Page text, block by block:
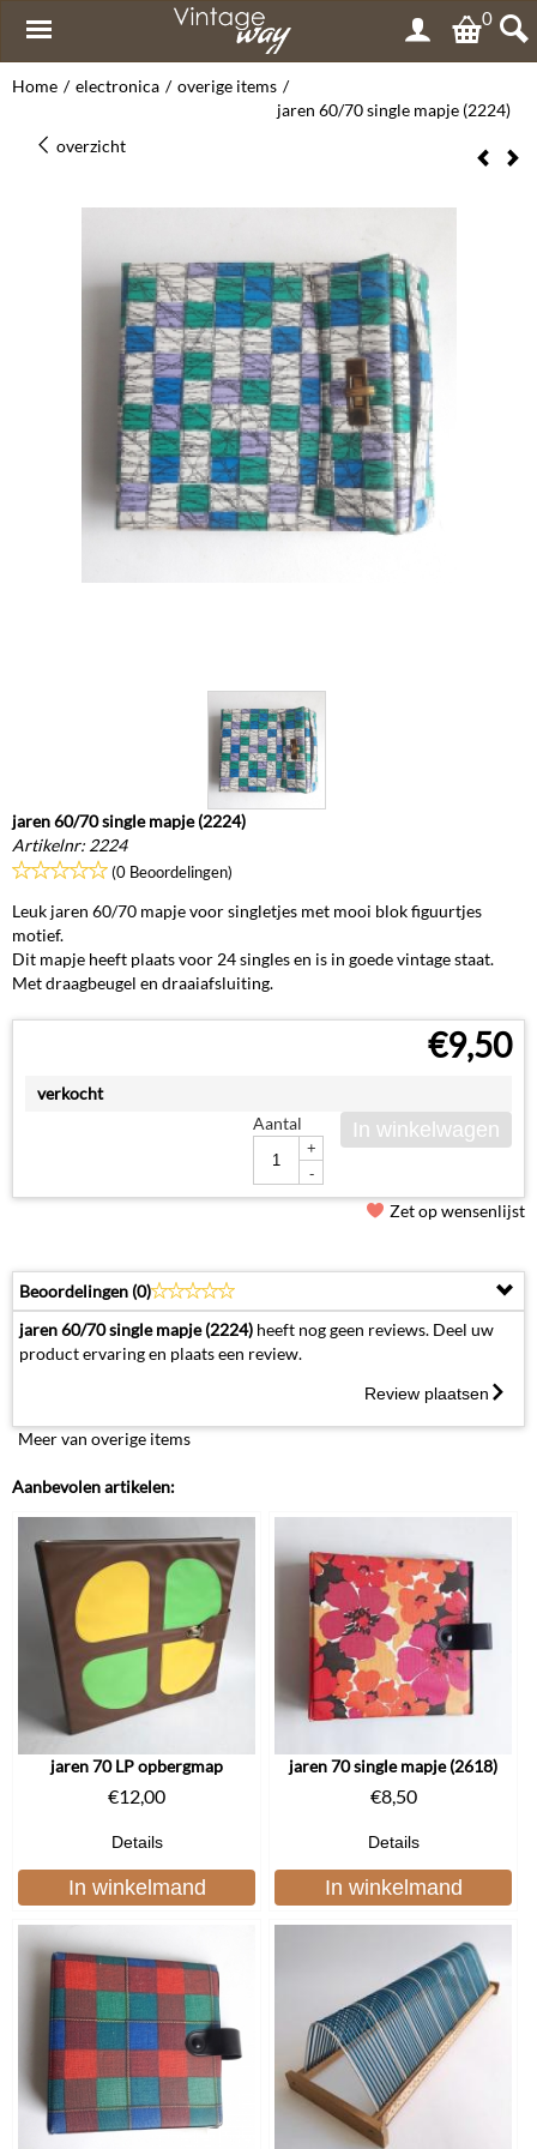
0
Home / electronica / overige items /
jaren 60/70 single mapje (2224)
overzicht
jaren 60/70 single mapje (2224)
Artikelnr: 2224
(0 Beoordelingen)
Leuk jaren 60/70 mapje voor singletjes met mooi blok figuurtjes
motief.
Dit mapje heeft plaats voor 24 singles en is in goede vintage staat.
Met draagbeugel en draaiafsluiting.
€9,50
verkocht
Aantal
+
-
In winkelwagen
Zet op wensenlijst
Beoordelingen (0)
jaren 60/70 single mapje (2224) heeft nog geen reviews. Deel uw
product ervaring en plaats een review.
Review plaatsen
Meer van overige items
Aanbevolen artikelen:
jaren 70 LP opbergmap
€12,00
Details
In winkelmand
jaren 70 single mapje (2618)
€8,50
Details
In winkelmand